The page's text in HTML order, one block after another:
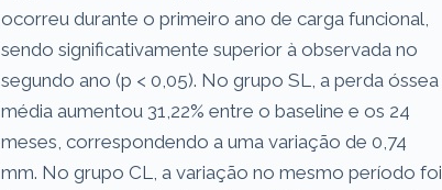
ocorreu durante o primeiro ano de carga funcional,
sendo significativamente superior à observada no
segundo ano (p < 0,05). No grupo SL, a perda óssea
média aumentou 31,22% entre o baseline e os 24
meses, correspondendo a uma variação de 0,74
mm. No grupo CL, a variação no mesmo período foi